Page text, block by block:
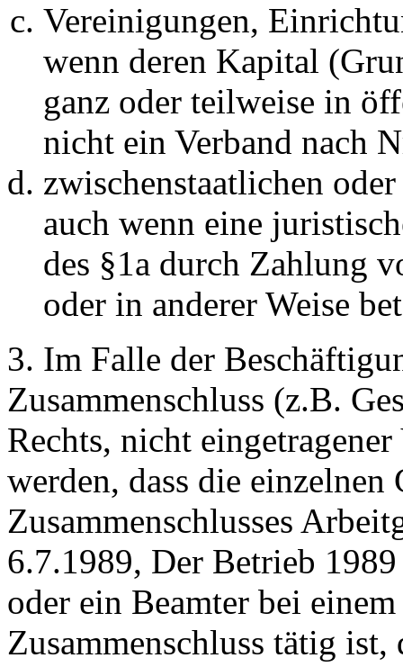
Vereinigungen,
wenn deren Kapital
ganz oder teilweise in
nicht ein Verband nach
zwischenstaatlichen
auch wenn eine
des §1a durch Zahlung
oder in anderer Weise
3. Im Falle der
Zusammenschluss (z.B.
Rechts, nicht
werden, dass die
Zusammenschlusses
6.7.1989, Der Betrieb
oder ein Beamter bei
Zusammenschluss tätig